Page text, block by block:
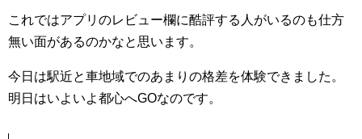
これではアプリのレビュー欄に酷評する人がいるのも仕方
無い面があるのかなと思います。
今日は駅近と車地域でのあまりの格差を体験できました。
明日はいよいよ都心へGOなのです。